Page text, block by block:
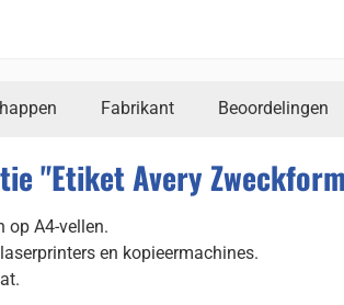
Fabrikant Beoordelingen
"Etiket Avery
op A4-vellen.
en kopieermachines.